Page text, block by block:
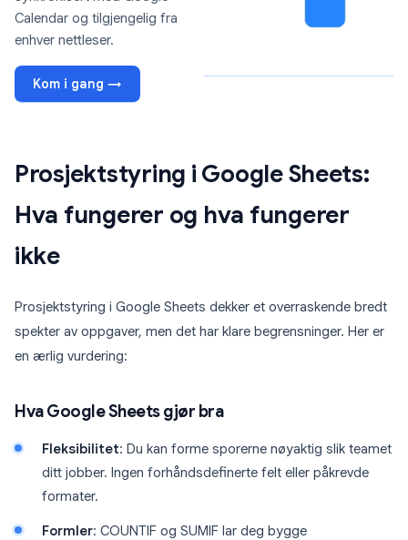
Calendar og tilgjengelig fra
enhver nettleser.
Kom i gang →
Prosjektstyring i Google Sheets:
Hva fungerer og hva fungerer
ikke
Prosjektstyring i Google Sheets dekker et overraskende bredt
spekter av oppgaver, men det har klare begrensninger. Her er
en ærlig vurdering:
Hva Google Sheets gjør bra
Fleksibilitet: Du kan forme sporerne nøyaktig slik teamet
ditt jobber. Ingen forhåndsdefinerte felt eller påkrevde
formater.
Formler: COUNTIF og SUMIF lar deg bygge